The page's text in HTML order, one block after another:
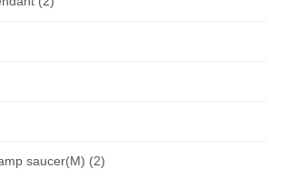
saucer(M) (2)